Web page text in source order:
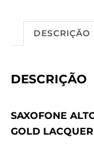
DESCRIÇÃO
DESCRIÇÃO
SAXOFONE
GOLD LACQUER